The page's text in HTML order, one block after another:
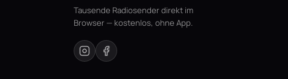
Tausende Radiosender direkt im
Browser — kostenlos, ohne App.